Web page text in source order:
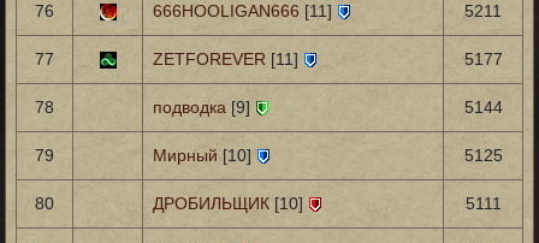
76 666HOOLIGAN666 [11] 5211
77 ZETFOREVER [11] 5177
78 подводка [9] 5144
79 Мирный [10] 5125
80 ДРОБИЛЬЩИК [10] 5111